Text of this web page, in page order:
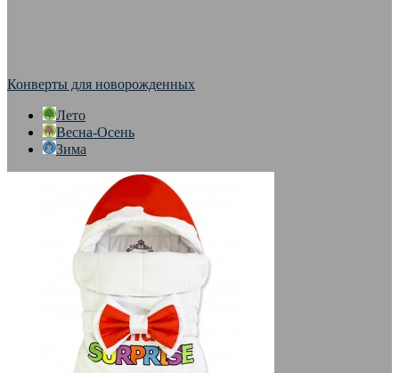
Конверты для новорожденных
Лето
Весна-Осень
Зима